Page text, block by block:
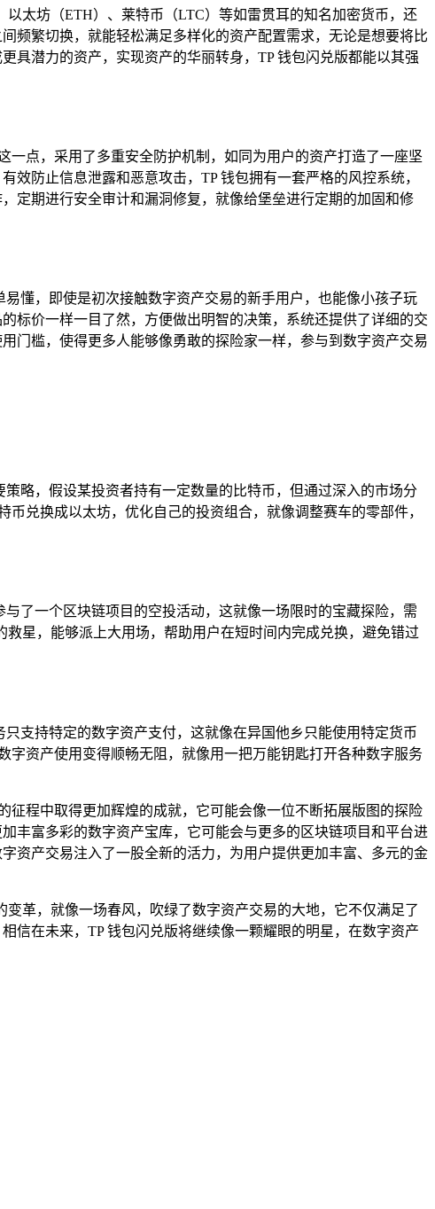
太坊（ETH）、莱特币（LTC）等如雷贯耳的知名加密货币，还
频繁切换，就能轻松满足多样化的资产配置需求，无论是想要将比
具潜力的资产，实现资产的华丽转身，TP 钱包闪兑版都能以其强
点，采用了多重安全防护机制，如同为用户的资产打造了一座坚
防止信息泄露和恶意攻击，TP 钱包拥有一套严格的风控系统，
定期进行安全审计和漏洞修复，就像给堡垒进行定期的加固和修
懂，即使是初次接触数字资产交易的新手用户，也能像小孩子玩
标价一样一目了然，方便做出明智的决策，系统还提供了详细的交
门槛，使得更多人能够像勇敢的探险家一样，参与到数字资产交易
略，假设某投资者持有一定数量的比特币，但通过深入的市场分
兑换成以太坊，优化自己的投资组合，就像调整赛车的零部件，
了一个区块链项目的空投活动，这就像一场限时的宝藏探险，需
星，能够派上大用场，帮助用户在短时间内完成兑换，避免错过
支持特定的数字资产支付，这就像在异国他乡只能使用特定货币
字资产使用变得顺畅无阻，就像用一把万能钥匙打开各种数字服务
征程中取得更加辉煌的成就，它可能会像一位不断拓展版图的探险
丰富多彩的数字资产宝库，它可能会与更多的区块链项目和平台进
资产交易注入了一股全新的活力，为用户提供更加丰富、多元的金
革，就像一场春风，吹绿了数字资产交易的大地，它不仅满足了
信在未来，TP 钱包闪兑版将继续像一颗耀眼的明星，在数字资产